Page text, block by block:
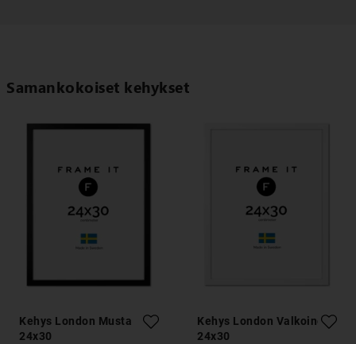
Samankokoiset kehykset
Kehys London Musta
24x30
Kehys London Valkoinen
24x30